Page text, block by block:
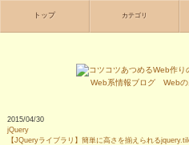
トップ カテゴリ
2015/04/30
jQuery
【JQueryライブラリ】簡単に高さを揃えられる